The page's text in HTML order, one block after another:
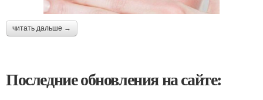
читать дальше →
Последние обновления на сайте: